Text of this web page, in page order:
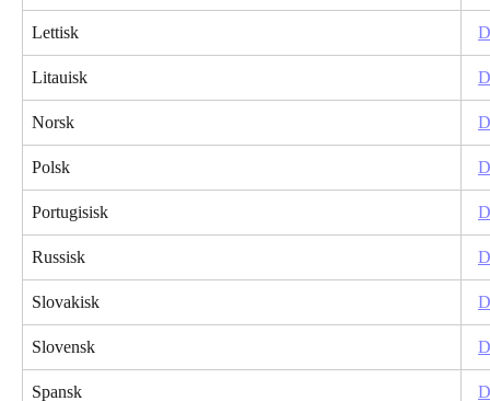
Lettisk
Litauisk
Norsk
Polsk
Portugisisk
Russisk
Slovakisk
Slovensk
Spansk